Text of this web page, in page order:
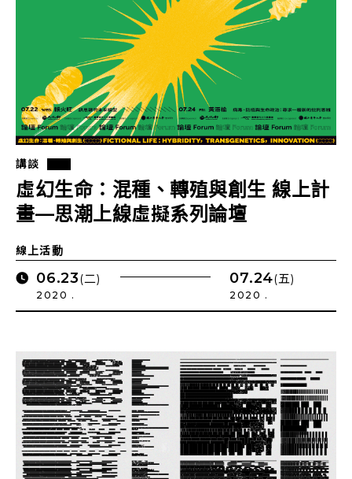
講談
虛幻生命：混種、轉殖與創生 線上計
畫—思潮上線虛擬系列論壇
線上活動
06.23(二)
2020 .
07.24(五)
2020 .